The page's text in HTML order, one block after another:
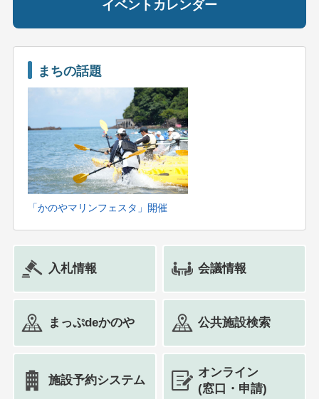
まちの話題
「かのやマリンフェスタ」開催
入札情報 会議情報
まっぷdeかのや 公共施設検索
施設予約システム
オンライン
(窓口・申請)